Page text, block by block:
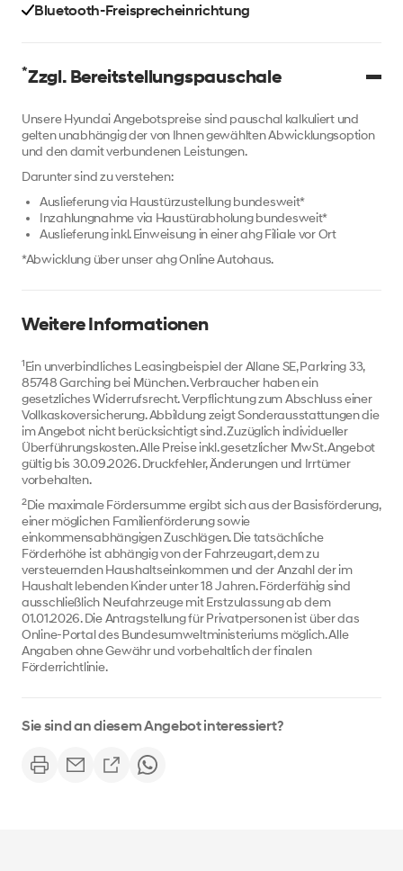
Bluetooth-Freisprecheinrichtung
*Zzgl. Bereitstellungspauschale
Unsere Hyundai Angebotspreise sind pauschal kalkuliert und
gelten unabhängig der von Ihnen gewählten Abwicklungsoption
und den damit verbundenen Leistungen.
Darunter sind zu verstehen:
Auslieferung via Haustürzustellung bundesweit*
Inzahlungnahme via Haustürabholung bundesweit*
Auslieferung inkl. Einweisung in einer ahg Filiale vor Ort
*Abwicklung über unser ahg Online Autohaus.
Weitere Informationen
1Ein unverbindliches Leasingbeispiel der Allane SE, Parkring 33,
85748 Garching bei München. Verbraucher haben ein
gesetzliches Widerrufsrecht. Verpflichtung zum Abschluss einer
Vollkaskoversicherung. Abbildung zeigt Sonderausstattungen die
im Angebot nicht berücksichtigt sind. Zuzüglich individueller
Überführungskosten. Alle Preise inkl. gesetzlicher MwSt. Angebot
gültig bis 30.09.2026. Druckfehler, Änderungen und Irrtümer
vorbehalten.
2Die maximale Fördersumme ergibt sich aus der Basisförderung,
einer möglichen Familienförderung sowie
einkommensabhängigen Zuschlägen. Die tatsächliche
Förderhöhe ist abhängig von der Fahrzeugart, dem zu
versteuernden Haushaltseinkommen und der Anzahl der im
Haushalt lebenden Kinder unter 18 Jahren. Förderfähig sind
ausschließlich Neufahrzeuge mit Erstzulassung ab dem
01.01.2026. Die Antragstellung für Privatpersonen ist über das
Online-Portal des Bundesumweltministeriums möglich. Alle
Angaben ohne Gewähr und vorbehaltlich der finalen
Förderrichtlinie.
Sie sind an diesem Angebot interessiert?